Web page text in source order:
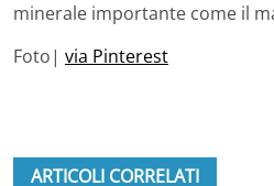
minerale importante come il
Foto| via Pinterest
ARTICOLI CORRELATI